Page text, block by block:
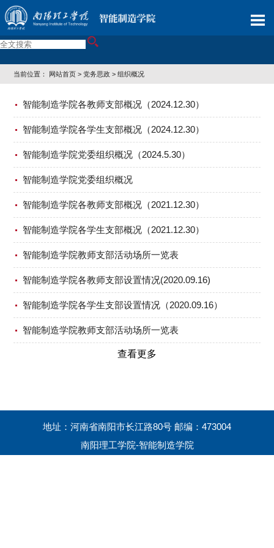
当前位置： 网站首页 >党务思政 >组织概况
智能制造学院各教师支部概况（2024.12.30）
智能制造学院各学生支部概况（2024.12.30）
智能制造学院党委组织概况（2024.5.30）
智能制造学院党委组织概况
智能制造学院各教师支部概况（2021.12.30）
智能制造学院各学生支部概况（2021.12.30）
智能制造学院教师支部活动场所一览表
智能制造学院各教师支部设置情况(2020.09.16)
智能制造学院各学生支部设置情况（2020.09.16）
智能制造学院教师支部活动场所一览表
查看更多
地址：河南省南阳市长江路80号 邮编：473004
南阳理工学院-智能制造学院